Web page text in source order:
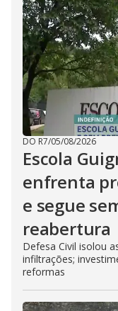
DO R7/05/08/2026
Escola
enfrenta
e segue
reabertura
Defesa Civil isolou
infiltrações;
reformas